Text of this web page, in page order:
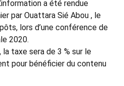
a été rendue
par Ouattara Sié Abou , le
lors d’une conférence de
2020.
la taxe sera de 3 % sur le
pour bénéficier du contenu